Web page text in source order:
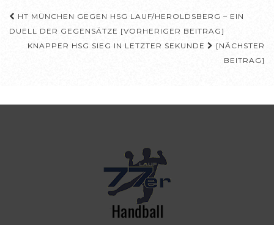
Beitragsnavigation
HT MÜNCHEN GEGEN HSG LAUF/HEROLDSBERG – EIN
DUELL DER GEGENSÄTZE [VORHERIGER BEITRAG]
KNAPPER HSG SIEG IN LETZTER SEKUNDE
[NÄCHSTER
BEITRAG]